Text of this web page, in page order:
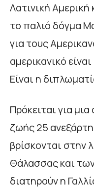
Λατινική Αμερική
το παλιό δόγμα
για τους
αμερικανικό
Είναι η
Πρόκειται για
ζωής 25
βρίσκονται στην
Θάλασσας και
διατηρούν η